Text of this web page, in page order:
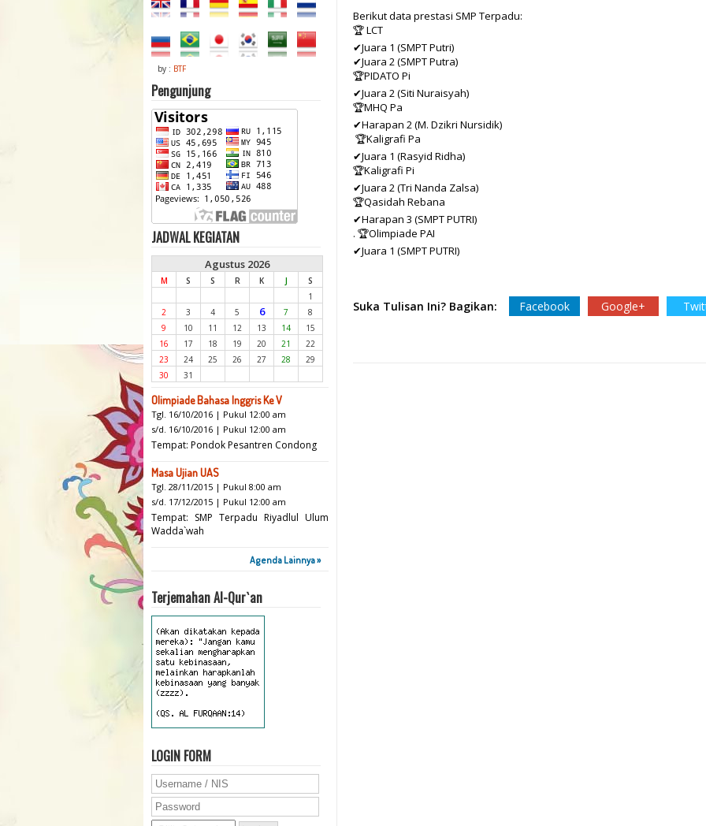
by : BTF
Pengunjung
JADWAL KEGIATAN
Agustus 2026
M S S R K J
S
1
2
3 4 5 6 7
8
9
10 11 12 13 14
15
16
17 18 19 20 21
22
23
24 25 26 27 28
29
30
31
Olimpiade Bahasa Inggris Ke V
Tgl. 16/10/2016 | Pukul 12:00 am
s/d. 16/10/2016 | Pukul 12:00 am
Tempat: Pondok Pesantren Condong
Masa Ujian UAS
Tgl. 28/11/2015 | Pukul 8:00 am
s/d. 17/12/2015 | Pukul 12:00 am
Tempat: SMP Terpadu Riyadlul Ulum
Wadda`wah
Agenda Lainnya »
Terjemahan Al-Qur`an
LOGIN FORM
Berikut data prestasi SMP Terpadu:
🏆 LCT
✔Juara 1 (SMPT Putri)
✔Juara 2 (SMPT Putra)
🏆PIDATO Pi
✔Juara 2 (Siti Nuraisyah)
🏆MHQ Pa
✔Harapan 2 (M. Dzikri Nursidik)
🏆Kaligrafi Pa
✔Juara 1 (Rasyid Ridha)
🏆Kaligrafi Pi
✔Juara 2 (Tri Nanda Zalsa)
🏆Qasidah Rebana
✔Harapan 3 (SMPT PUTRI)
. 🏆Olimpiade PAI
✔Juara 1 (SMPT PUTRI)
Suka Tulisan Ini? Bagikan: Facebook Google+